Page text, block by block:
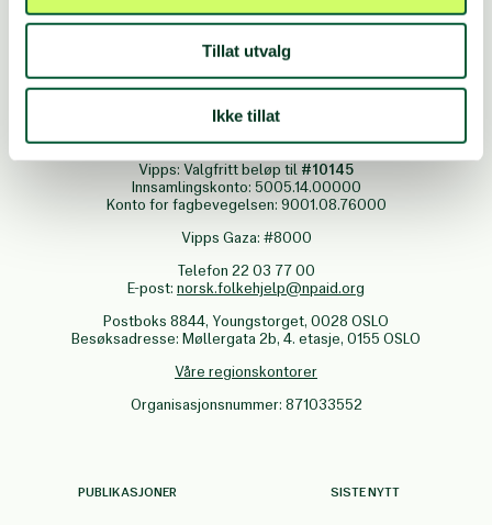
Tillat utvalg
Ikke tillat
FØLG OSS
Vipps: Valgfritt beløp til #10145
Innsamlingskonto: 5005.14.00000
Konto for fagbevegelsen: 9001.08.76000
Vipps Gaza: #8000
Telefon 22 03 77 00
E-post: norsk.folkehjelp@npaid.org
Postboks 8844, Youngstorget, 0028 OSLO
Besøksadresse: Møllergata 2b, 4. etasje, 0155 OSLO
Våre regionskontorer
Organisasjonsnummer: 871033552
PUBLIKASJONER SISTE NYTT